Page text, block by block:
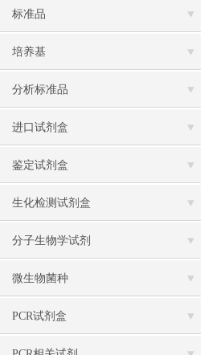
标准品
培养基
分析标准品
进口试剂盒
鉴定试剂盒
生化检测试剂盒
分子生物学试剂
微生物菌种
PCR试剂盒